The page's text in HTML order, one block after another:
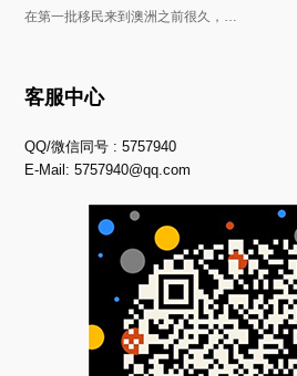
在第一批移民来到澳洲之前很久，…
客服中心
QQ/微信同号 : 5757940
E-Mail:5757940@qq.com